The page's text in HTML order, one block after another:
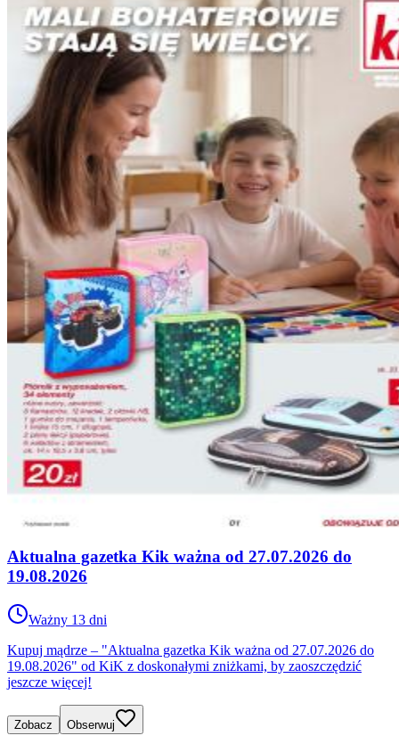
Aktualna gazetka Kik ważna od 27.07.2026 do
19.08.2026
Ważny 13 dni
Kupuj mądrze – "Aktualna gazetka Kik ważna od 27.07.2026 do
19.08.2026" od KiK z doskonałymi zniżkami, by zaoszczędzić
jeszcze więcej!
Zobacz Obserwuj